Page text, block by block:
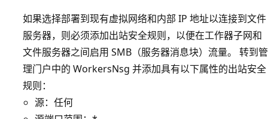
如果选择部署到现有虚拟网络和内部 IP 地址以连接到文件
服务器，则必须添加出站安全规则，以便在工作器子网和
文件服务器之间启用 SMB（服务器消息块）流量。 转到管
理门户中的 WorkersNsg 并添加具有以下属性的出站安全
规则：
源：任何